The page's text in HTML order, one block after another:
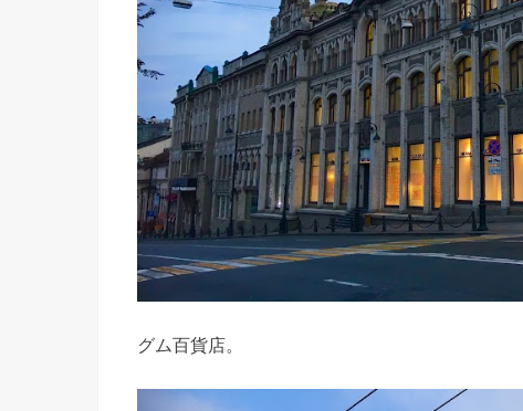
グム百貨店。